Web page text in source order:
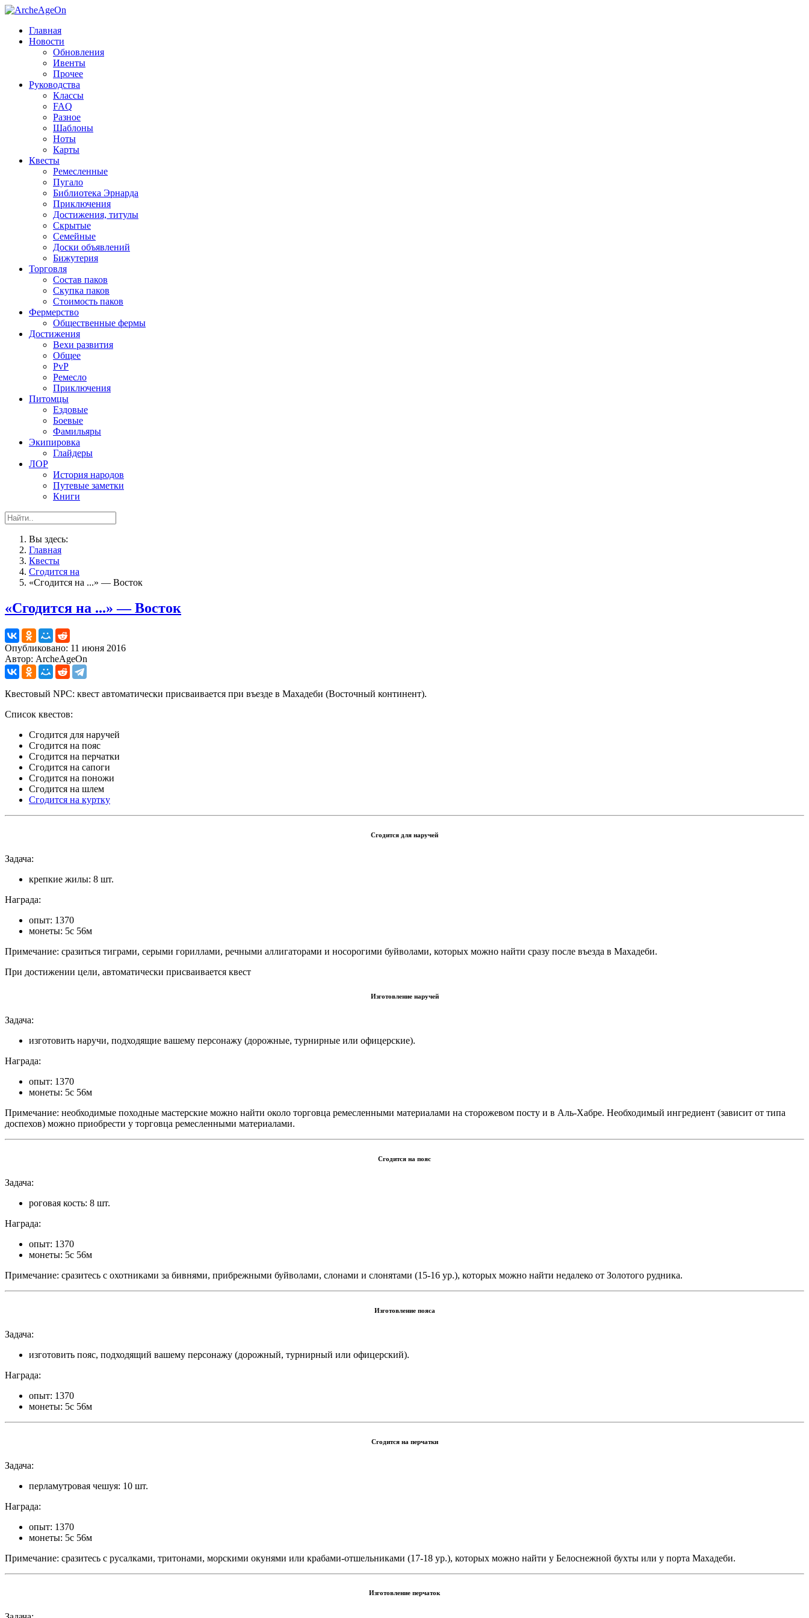
Главная
Новости
Обновления
Ивенты
Прочее
Руководства
Классы
FAQ
Разное
Шаблоны
Ноты
Карты
Квесты
Ремесленные
Пугало
Библиотека Эрнарда
Приключения
Достижения, титулы
Скрытые
Семейные
Доски объявлений
Бижутерия
Торговля
Состав паков
Скупка паков
Стоимость паков
Фермерство
Общественные фермы
Достижения
Вехи развития
Общее
PvP
Ремесло
Приключения
Питомцы
Ездовые
Боевые
Фамильяры
Экипировка
Глайдеры
ЛОР
История народов
Путевые заметки
Книги
Вы здесь:
Главная
Квесты
Сгодится на
«Сгодится на ...» — Восток
«Сгодится на ...» — Восток
Опубликовано: 11 июня 2016
Автор: ArcheAgeOn
Квестовый NPC: квест автоматически присваивается при въезде в Махадеби (Восточный континент).
Список квестов:
Сгодится для наручей
Сгодится на пояс
Сгодится на перчатки
Сгодится на сапоги
Сгодится на поножи
Сгодится на шлем
Сгодится на куртку
Сгодится для наручей
Задача:
крепкие жилы: 8 шт.
Награда:
опыт: 1370
монеты: 5с 56м
Примечание: сразиться тиграми, серыми гориллами, речными аллигаторами и носорогими буйволами, которых можно найти сразу после въезда в Махадеби.
При достижении цели, автоматически присваивается квест
Изготовление наручей
Задача:
изготовить наручи, подходящие вашему персонажу (дорожные, турнирные или офицерские).
Награда:
опыт: 1370
монеты: 5с 56м
Примечание: необходимые походные мастерские можно найти около торговца ремесленными материалами на сторожевом посту и в Аль-Хабре. Необходимый ингредиент (зависит от типа
доспехов) можно приобрести у торговца ремесленными материалами.
Сгодится на пояс
Задача:
роговая кость: 8 шт.
Награда:
опыт: 1370
монеты: 5с 56м
Примечание: сразитесь с охотниками за бивнями, прибрежными буйволами, слонами и слонятами (15-16 ур.), которых можно найти недалеко от Золотого рудника.
Изготовление пояса
Задача:
изготовить пояс, подходящий вашему персонажу (дорожный, турнирный или офицерский).
Награда:
опыт: 1370
монеты: 5с 56м
Сгодится на перчатки
Задача:
перламутровая чешуя: 10 шт.
Награда:
опыт: 1370
монеты: 5с 56м
Примечание: сразитесь с русалками, тритонами, морскими окунями или крабами-отшельниками (17-18 ур.), которых можно найти у Белоснежной бухты или у порта Махадеби.
Изготовление перчаток